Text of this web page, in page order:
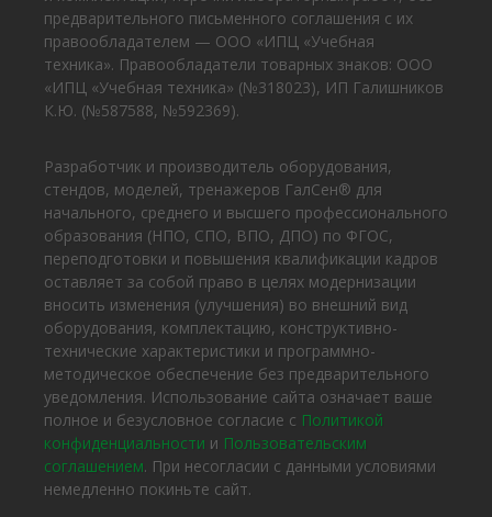
предварительного письменного соглашения с их
правообладателем — ООО «ИПЦ «Учебная
техника». Правообладатели товарных знаков: ООО
«ИПЦ «Учебная техника» (№318023), ИП Галишников
К.Ю. (№587588, №592369).
Разработчик и производитель оборудования,
стендов, моделей, тренажеров ГалСен® для
начального, среднего и высшего профессионального
образования (НПО, СПО, ВПО, ДПО) по ФГОС,
переподготовки и повышения квалификации кадров
оставляет за собой право в целях модернизации
вносить изменения (улучшения) во внешний вид
оборудования, комплектацию, конструктивно-
технические характеристики и программно-
методическое обеспечение без предварительного
уведомления. Использование сайта означает ваше
полное и безусловное согласие с Политикой
конфиденциальности и Пользовательским
соглашением. При несогласии с данными условиями
немедленно покиньте сайт.